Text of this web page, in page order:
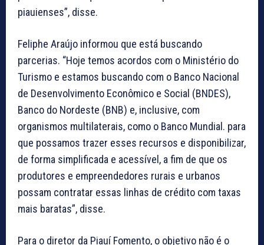
piauienses”, disse.
Feliphe Araújo informou que está buscando
parcerias. “Hoje temos acordos com o Ministério do
Turismo e estamos buscando com o Banco Nacional
de Desenvolvimento Econômico e Social (BNDES),
Banco do Nordeste (BNB) e, inclusive, com
organismos multilaterais, como o Banco Mundial. para
que possamos trazer esses recursos e disponibilizar,
de forma simplificada e acessível, a fim de que os
produtores e empreendedores rurais e urbanos
possam contratar essas linhas de crédito com taxas
mais baratas”, disse.
Para o diretor da Piauí Fomento, o objetivo não é o